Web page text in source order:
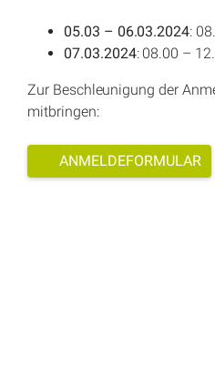
05.03 – 06.03.2024:
07.03.2024: 08.00 –
Zur Beschleunigung der
mitbringen:
ANMELDEFORMULAR